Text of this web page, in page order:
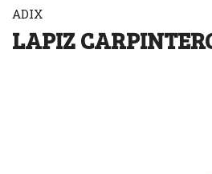
ADIX
LAPIZ